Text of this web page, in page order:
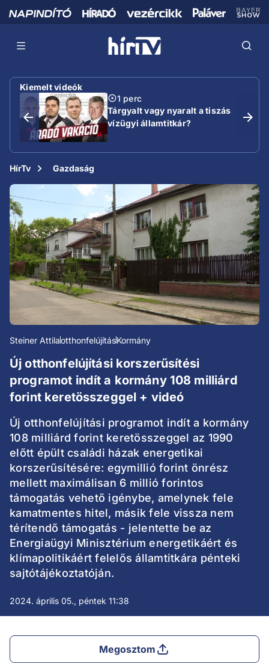
Kiemelt videók
1 perc
Tárgyalt vagy nyaralt a tiszás
vízügyi államtitkár?
HírTv Gazdaság
Steiner AttilaotthonfelújításKormány
Új otthonfelújítási korszerűsítési
programot indít a kormány 108 milliárd
forint keretösszeggel + videó
Új otthonfelújítási programot indít a kormány
108 milliárd forint keretösszeggel az 1990
előtt épült családi házak energetikai
korszerűsítésére: egymillió forint önrész
mellett maximálisan 6 millió forintos
támogatás vehető igénybe, amelynek fele
kamatmentes hitel, másik fele vissza nem
térítendő támogatás - jelentette be az
Energiaügyi Minisztérium energetikáért és
klímapolitikáért felelős államtitkára pénteki
sajtótájékoztatóján.
2024. április 05., péntek 11:38
Megosztom